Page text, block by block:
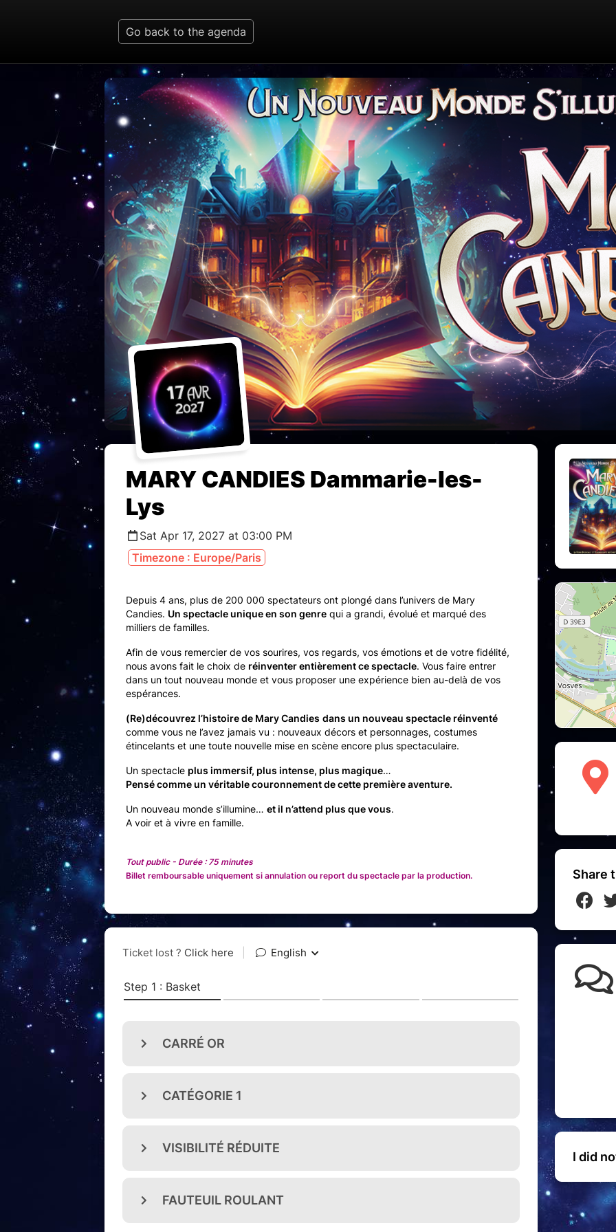
Go back to the agenda
MARY CANDIES Dammarie-les-
Lys
Sat Apr 17, 2027 at 03:00 PM
Timezone : Europe/Paris
Depuis 4 ans, plus de 200 000 spectateurs ont plongé dans l’univers de Mary
Candies. Un spectacle unique en son genre qui a grandi, évolué et marqué des
milliers de familles.
Afin de vous remercier de vos sourires, vos regards, vos émotions et de votre fidélité,
nous avons fait le choix de réinventer entièrement ce spectacle. Vous faire entrer
dans un tout nouveau monde et vous proposer une expérience bien au-delà de vos
espérances.
(Re)découvrez l’histoire de Mary Candies dans un nouveau spectacle réinventé
comme vous ne l’avez jamais vu : nouveaux décors et personnages, costumes
étincelants et une toute nouvelle mise en scène encore plus spectaculaire.
Un spectacle plus immersif, plus intense, plus magique…
Pensé comme un véritable couronnement de cette première aventure.
Un nouveau monde s’illumine… et il n’attend plus que vous.
A voir et à vivre en famille.
Tout public - Durée : 75 minutes
Billet remboursable uniquement si annulation ou report du spectacle par la production.
Share
I did